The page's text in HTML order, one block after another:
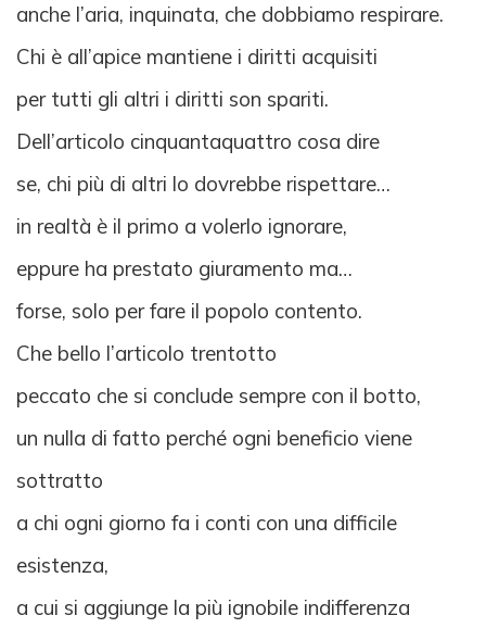
anche l’aria, inquinata, che dobbiamo respirare.
Chi è all’apice mantiene i diritti acquisiti
per tutti gli altri i diritti son spariti.
Dell’articolo cinquantaquattro cosa dire
se, chi più di altri lo dovrebbe rispettare…
in realtà è il primo a volerlo ignorare,
eppure ha prestato giuramento ma…
forse, solo per fare il popolo contento.
Che bello l’articolo trentotto
peccato che si conclude sempre con il botto,
un nulla di fatto perché ogni beneficio viene
sottratto
a chi ogni giorno fa i conti con una difficile
esistenza,
a cui si aggiunge la più ignobile indifferenza